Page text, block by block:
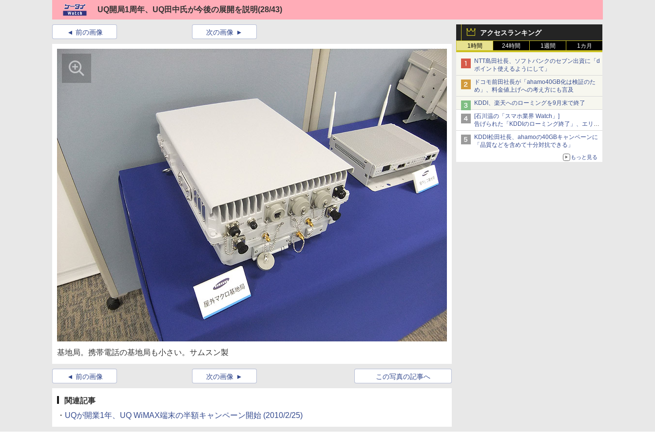
UQ開局1周年、UQ田中氏が今後の展開を説明(28/43)
アクセスランキング
1時間 24時間 1週間 1カ月
NTT島田社長、ソフトバンクのセブン出資に「d
ポイント使えるようにして」
ドコモ前田社長が「ahamo40GB化は検証のた
め」、料金値上げへの考え方にも言及
KDDI、楽天へのローミングを9月末で終了
[石川温の「スマホ業界 Watch」]
告げられた「KDDIのローミング終了」、エリア
マップの落とし穴と楽天モバイルの課題
KDDI松田社長、ahamoの40GBキャンペーンに
「品質などを含めて十分対抗できる」
もっと見る
前の画像 次の画像
基地局。携帯電話の基地局も小さい。サムスン製
前の画像 この写真の記事へ
次の画像
関連記事
・ UQが開業1年、UQ WiMAX端末の半額キャンペーン開始 (2010/2/25)